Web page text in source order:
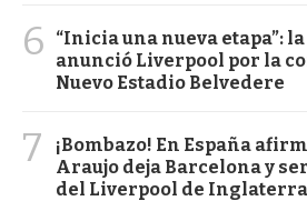
6
“Inicia una nueva etapa”:
anunció Liverpool por la
Nuevo Estadio Belvedere
7
¡Bombazo! En España
Araujo deja Barcelona y
del Liverpool de Inglaterra